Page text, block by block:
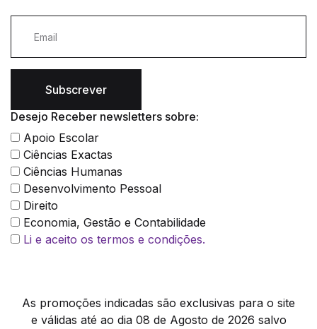
Subscrever
Desejo Receber newsletters sobre:
Apoio Escolar
Ciências Exactas
Ciências Humanas
Desenvolvimento Pessoal
Direito
Economia, Gestão e Contabilidade
Li e aceito os termos e condições.
As promoções indicadas são exclusivas para o site
e válidas até ao dia 08 de Agosto de 2026 salvo